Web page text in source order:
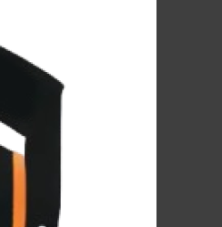
الصراصير
في
عين
أركان: